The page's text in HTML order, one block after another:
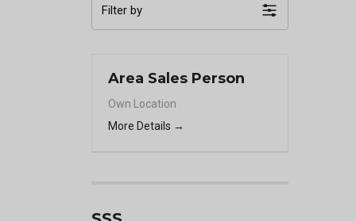
Filter by
Area Sales Person
Own Location
More Details